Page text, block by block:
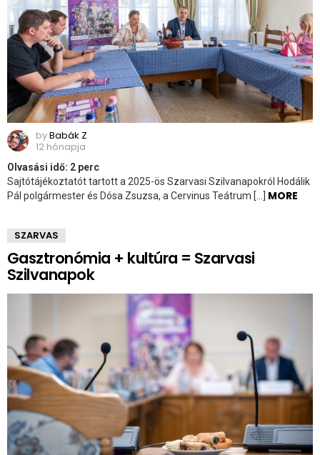
byBabák Z
12 hónapja
Olvasási idő: 2 perc
Sajtótájékoztatót tartott a 2025-ös Szarvasi Szilvanapokról Hodálik
Pál polgármester és Dósa Zsuzsa, a Cervinus Teátrum […] MORE
SZARVAS
Gasztronómia + kultúra = Szarvasi
Szilvanapok